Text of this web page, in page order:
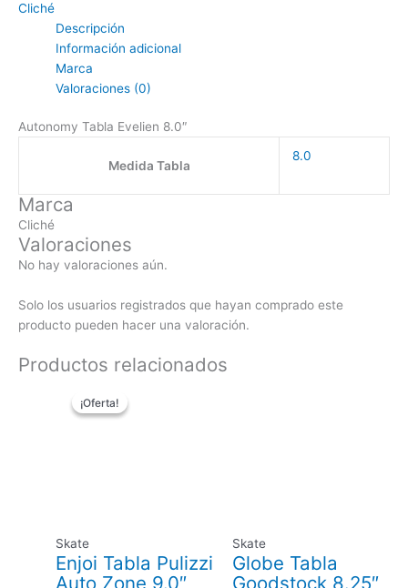
Cliché
Descripción
Información adicional
Marca
Valoraciones (0)
Autonomy Tabla Evelien 8.0″
Medida Tabla
8.0
Marca
Cliché
Valoraciones
No hay valoraciones aún.
Solo los usuarios registrados que hayan comprado este
producto pueden hacer una valoración.
Productos relacionados
¡Oferta!
¡Oferta!
Skate
Enjoi Tabla Pulizzi
Auto Zone 9.0″
precio
Skate
Globe Tabla
Goodstock 8.25″